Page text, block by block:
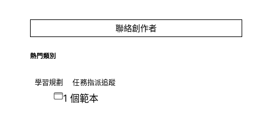
聯絡創作者
熱門類別
學習規劃 任務指派追蹤
1 個範本